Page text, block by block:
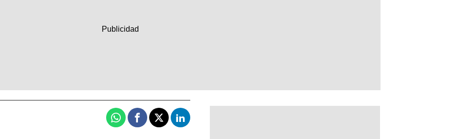
WhatsappFacebook
X Linkedin